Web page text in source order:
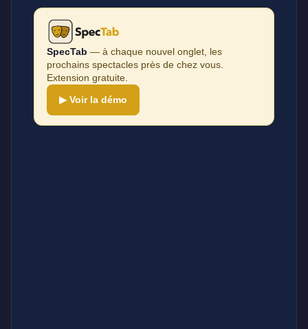
SpecTab — à chaque nouvel onglet, les
prochains spectacles près de chez vous.
Extension gratuite.
▶ Voir la démo